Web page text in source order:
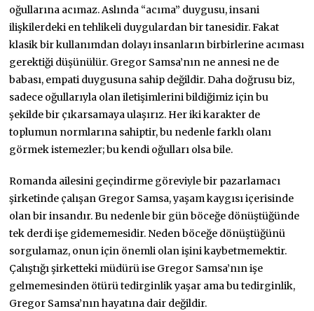
oğullarına acımaz. Aslında “acıma” duygusu, insani
ilişkilerdeki en tehlikeli duygulardan bir tanesidir. Fakat
klasik bir kullanımdan dolayı insanların birbirlerine acıması
gerektiği düşünülür. Gregor Samsa’nın ne annesi ne de
babası, empati duygusuna sahip değildir. Daha doğrusu biz,
sadece oğullarıyla olan iletişimlerini bildiğimiz için bu
şekilde bir çıkarsamaya ulaşırız. Her iki karakter de
toplumun normlarına sahiptir, bu nedenle farklı olanı
görmek istemezler; bu kendi oğulları olsa bile.
Romanda ailesini geçindirme göreviyle bir pazarlamacı
şirketinde çalışan Gregor Samsa, yaşam kaygısı içerisinde
olan bir insandır. Bu nedenle bir gün böceğe dönüştüğünde
tek derdi işe gidememesidir. Neden böceğe dönüştüğünü
sorgulamaz, onun için önemli olan işini kaybetmemektir.
Çalıştığı şirketteki müdürü ise Gregor Samsa’nın işe
gelmemesinden ötürü tedirginlik yaşar ama bu tedirginlik,
Gregor Samsa’nın hayatına dair değildir.